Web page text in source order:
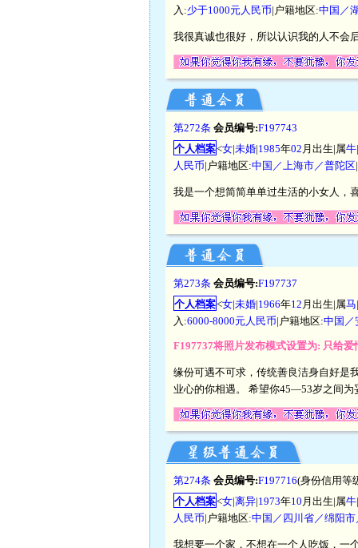
入:少于1000元人民币|户籍地区:中国／
我很真诚也很好，所以认识我的人不会
第272条 会员编号:F197743
个人档案<女|未婚|1985年02 月出生|属牛|
人民币|户籍地区:中国／上海市／普陀区
我是一个想简简单单过生活的小女人
第273条 会员编号:F197737
个人档案<女|未婚|1966年12 月出生|属马|
入:6000-8000元人民币|户籍地区:中国／
F197737将照片发布模式设置为: 只给爱
缘份可遇不可求，传统善良洁身自好是
业心的你相遇。 希望你45—53岁之间为
第274条 会员编号:F197716(身份信用等
个人档案<女|离异|1973年10 月出生|属牛|
人民币|户籍地区:中国／四川省／绵阳
我想要一个家，不想在一个人吃饭，一